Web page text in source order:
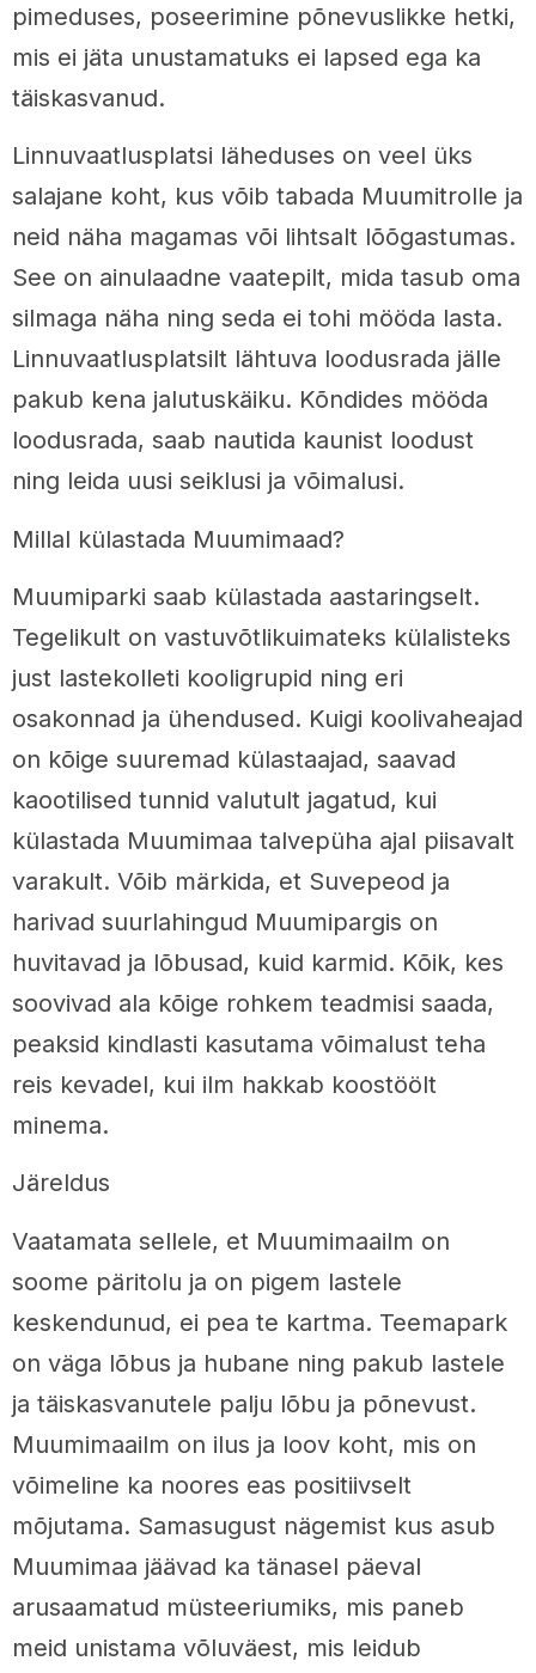
pimeduses, poseerimine põnevuslikke hetki,
mis ei jäta unustamatuks ei lapsed ega ka
täiskasvanud.
Linnuvaatlusplatsi läheduses on veel üks
salajane koht, kus võib tabada Muumitrolle ja
neid näha magamas või lihtsalt lõõgastumas.
See on ainulaadne vaatepilt, mida tasub oma
silmaga näha ning seda ei tohi mööda lasta.
Linnuvaatlusplatsilt lähtuva loodusrada jälle
pakub kena jalutuskäiku. Kõndides mööda
loodusrada, saab nautida kaunist loodust
ning leida uusi seiklusi ja võimalusi.
Millal külastada Muumimaad?
Muumiparki saab külastada aastaringselt.
Tegelikult on vastuvõtlikuimateks külalisteks
just lastekolleti kooligrupid ning eri
osakonnad ja ühendused. Kuigi koolivaheajad
on kõige suuremad külastaajad, saavad
kaootilised tunnid valutult jagatud, kui
külastada Muumimaa talvepüha ajal piisavalt
varakult. Võib märkida, et Suvepeod ja
harivad suurlahingud Muumipargis on
huvitavad ja lõbusad, kuid karmid. Kõik, kes
soovivad ala kõige rohkem teadmisi saada,
peaksid kindlasti kasutama võimalust teha
reis kevadel, kui ilm hakkab koostöölt
minema.
Järeldus
Vaatamata sellele, et Muumimaailm on
soome päritolu ja on pigem lastele
keskendunud, ei pea te kartma. Teemapark
on väga lõbus ja hubane ning pakub lastele
ja täiskasvanutele palju lõbu ja põnevust.
Muumimaailm on ilus ja loov koht, mis on
võimeline ka noores eas positiivselt
mõjutama. Samasugust nägemist kus asub
Muumimaa jäävad ka tänasel päeval
arusaamatud müsteeriumiks, mis paneb
meid unistama võluväest, mis leidub